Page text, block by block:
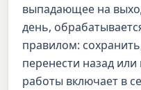
выпадающее на
день,
правилом:
перенести назад или
работы включает в